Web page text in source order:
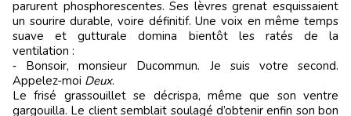
parurent phosphorescentes. Ses lèvres grenat esquissaient
un sourire durable, voire définitif. Une voix en même temps
suave et gutturale domina bientôt les ratés de la
ventilation :
‑ Bonsoir, monsieur Ducommun. Je suis votre second.
Appelez-moi Deux.
Le frisé grassouillet se décrispa, même que son ventre
gargouilla. Le client semblait soulagé d’obtenir enfin son bon